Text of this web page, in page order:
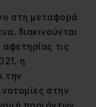
στη μεταφορά
διακινούνται
τις
η
την
στην